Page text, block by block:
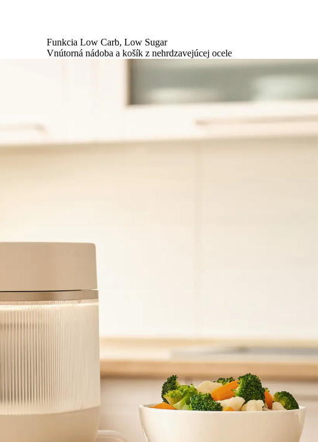
Funkcia Low Carb, Low Sugar
Vnútorná nádoba a košík z nehrdzavejúcej ocele